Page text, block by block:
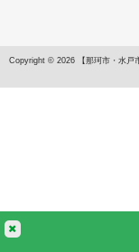
Copyright © 2026 【那珂市・水戸